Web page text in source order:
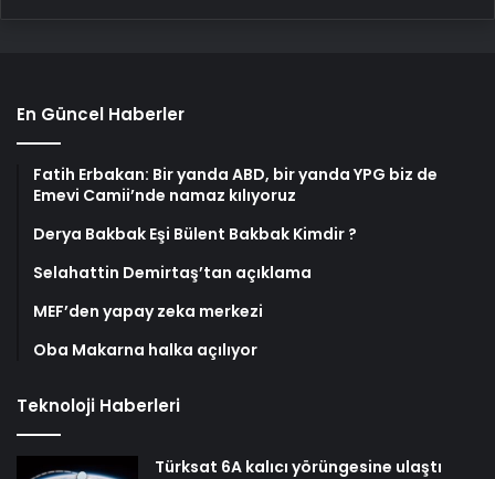
En Güncel Haberler
Fatih Erbakan: Bir yanda ABD, bir yanda YPG biz de
Emevi Camii’nde namaz kılıyoruz
Derya Bakbak Eşi Bülent Bakbak Kimdir ?
Selahattin Demirtaş’tan açıklama
MEF’den yapay zeka merkezi
Oba Makarna halka açılıyor
Teknoloji Haberleri
Türksat 6A kalıcı yörüngesine ulaştı